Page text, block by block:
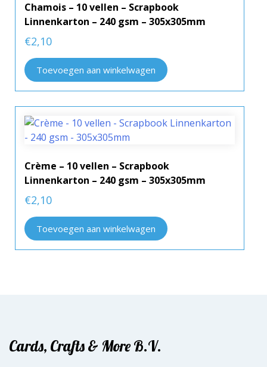
Chamois – 10 vellen – Scrapbook
Linnenkarton – 240 gsm – 305x305mm
€2,10
Toevoegen aan winkelwagen
Crème – 10 vellen – Scrapbook
Linnenkarton – 240 gsm – 305x305mm
€2,10
Toevoegen aan winkelwagen
Cards, Crafts & More B.V.